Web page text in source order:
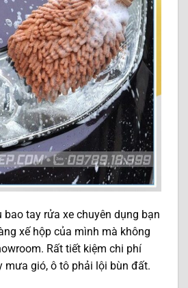
bao tay rửa xe chuyên dụng bạn
xế hộp của mình mà không
Rất tiết kiệm chi phí
mưa gió, ô tô phải lội bùn đất.